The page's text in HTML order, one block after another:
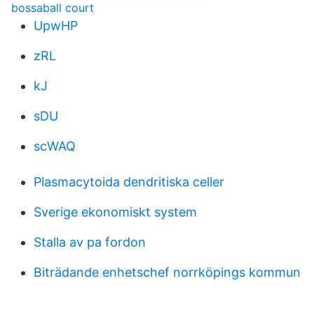
bossaball court
UpwHP
zRL
kJ
sDU
scWAQ
Plasmacytoida dendritiska celler
Sverige ekonomiskt system
Stalla av pa fordon
Biträdande enhetschef norrköpings kommun